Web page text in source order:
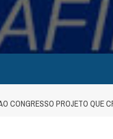
CONGRESSO PROJETO QUE